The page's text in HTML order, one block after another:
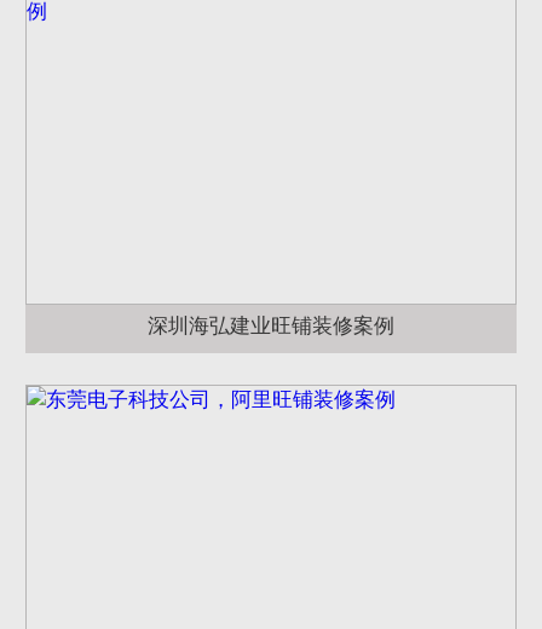
深圳海弘建业旺铺装修案例